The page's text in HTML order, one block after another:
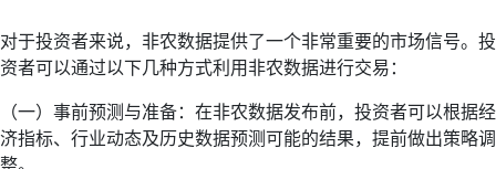
对于投资者来说，非农数据提供了一个非常重要的市场信号。投
资者可以通过以下几种方式利用非农数据进行交易：
（一）事前预测与准备：在非农数据发布前，投资者可以根据经
济指标、行业动态及历史数据预测可能的结果，提前做出策略调
整。